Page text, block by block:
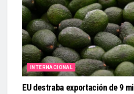
INTERNACIONAL
EU destraba exportación de 9